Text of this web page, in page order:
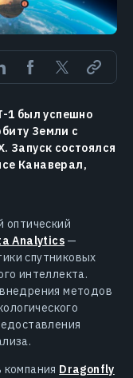
1 был успешно
Земли с
Запуск состоялся
Канаверал,
оптический
Analytics —
спутниковых
интеллекта.
методов
Dragonfly